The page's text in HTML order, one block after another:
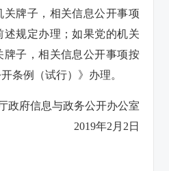
关牌子，相关信息公开事项
述规定办理；如果党的机关
牌子，相关信息公开事项按
条例（试行）》办理。
政府信息与政务公开办公室
2019年2月2日